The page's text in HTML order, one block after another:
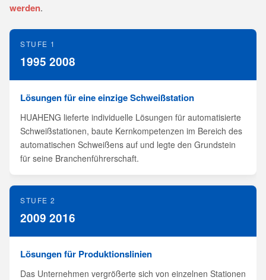
werden.
STUFE 1
1995 2008
Lösungen für eine einzige Schweißstation
HUAHENG lieferte individuelle Lösungen für automatisierte
Schweißstationen, baute Kernkompetenzen im Bereich des
automatischen Schweißens auf und legte den Grundstein
für seine Branchenführerschaft.
STUFE 2
2009 2016
Lösungen für Produktionslinien
Das Unternehmen vergrößerte sich von einzelnen Stationen